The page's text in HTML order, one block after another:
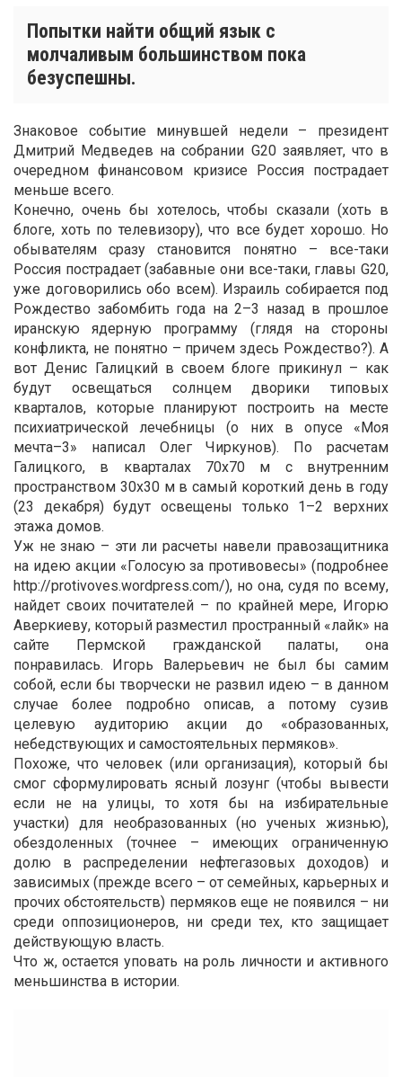
Попытки найти общий язык с
молчаливым большинством пока
безуспешны.
Знаковое событие минувшей недели – президент
Дмитрий Медведев на собрании G20 заявляет, что в
очередном финансовом кризисе Россия пострадает
меньше всего.
Конечно, очень бы хотелось, чтобы сказали (хоть в
блоге, хоть по телевизору), что все будет хорошо. Но
обывателям сразу становится понятно – все-таки
Россия пострадает (забавные они все-таки, главы G20,
уже договорились обо всем). Израиль собирается под
Рождество забомбить года на 2–3 назад в прошлое
иранскую ядерную программу (глядя на стороны
конфликта, не понятно – причем здесь Рождество?). А
вот Денис Галицкий в своем блоге прикинул – как
будут освещаться солнцем дворики типовых
кварталов, которые планируют построить на месте
психиатрической лечебницы (о них в опусе «Моя
мечта–3» написал Олег Чиркунов). По расчетам
Галицкого, в кварталах 70х70 м с внутренним
пространством 30х30 м в самый короткий день в году
(23 декабря) будут освещены только 1–2 верхних
этажа домов.
Уж не знаю – эти ли расчеты навели правозащитника
на идею акции «Голосую за противовесы» (подробнее
http://protivoves.wordpress.com/), но она, судя по всему,
найдет своих почитателей – по крайней мере, Игорю
Аверкиеву, который разместил пространный «лайк» на
сайте Пермской гражданской палаты, она
понравилась. Игорь Валерьевич не был бы самим
собой, если бы творчески не развил идею – в данном
случае более подробно описав, а потому сузив
целевую аудиторию акции до «образованных,
небедствующих и самостоятельных пермяков».
Похоже, что человек (или организация), который бы
смог сформулировать ясный лозунг (чтобы вывести
если не на улицы, то хотя бы на избирательные
участки) для необразованных (но ученых жизнью),
обездоленных (точнее – имеющих ограниченную
долю в распределении нефтегазовых доходов) и
зависимых (прежде всего – от семейных, карьерных и
прочих обстоятельств) пермяков еще не появился – ни
среди оппозиционеров, ни среди тех, кто защищает
действующую власть.
Что ж, остается уповать на роль личности и активного
меньшинства в истории.